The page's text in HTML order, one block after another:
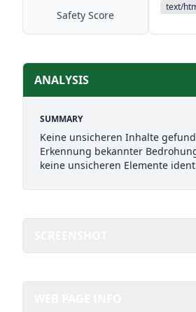
Safety Score
text/
ANALYSIS
SUMMARY
Keine unsicheren Inhalte
Erkennung bekannter
keine unsicheren Elemente